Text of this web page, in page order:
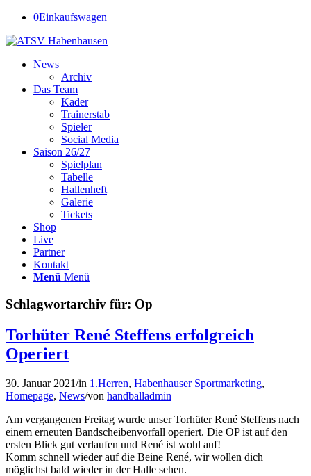
0Einkaufswagen
News
Archiv
Das Team
Kader
Trainerstab
Spieler
Social Media
Saison 26/27
Spielplan
Tabelle
Hallenheft
Galerie
Tickets
Shop
Live
Partner
Kontakt
Menü Menü
Schlagwortarchiv für: Op
Torhüter René Steffens erfolgreich
Operiert
30. Januar 2021/in 1.Herren, Habenhauser Sportmarketing,
Homepage, News/von handballadmin
Am vergangenen Freitag wurde unser Torhüter René Steffens nach
einem erneuten Bandscheibenvorfall operiert. Die OP ist auf den
ersten Blick gut verlaufen und René ist wohl auf!
Komm schnell wieder auf die Beine René, wir wollen dich
möglichst bald wieder in der Halle sehen.